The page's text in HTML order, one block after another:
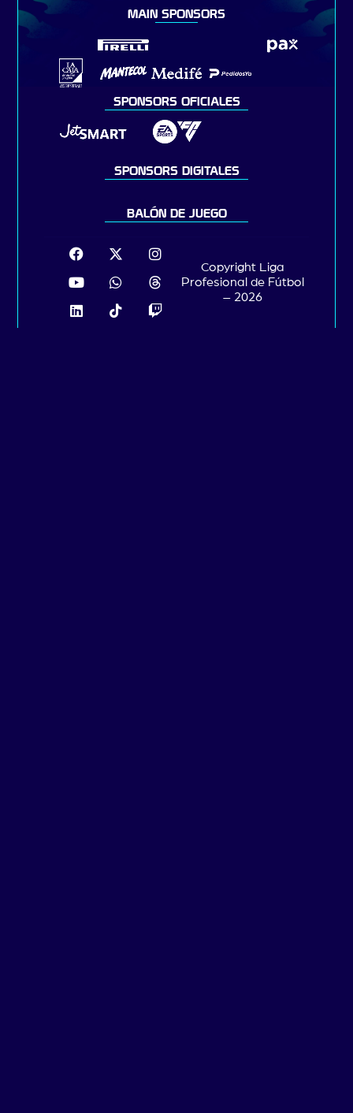
MAIN SPONSORS
SPONSORS OFICIALES
SPONSORS DIGITALES
BALÓN DE JUEGO
Copyright Liga
Profesional de Fútbol
– 2026